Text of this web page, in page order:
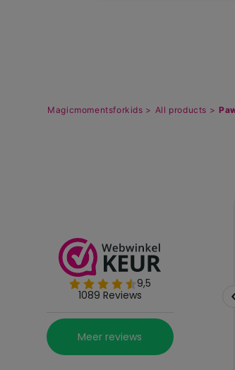
Magicmomentsforkids > All products >